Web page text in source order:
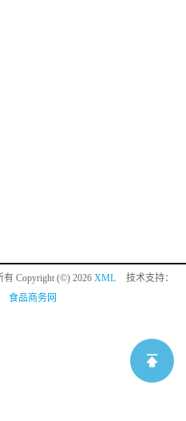
有 Copyright (©) 2026 XML
技术支持：
食品商务网